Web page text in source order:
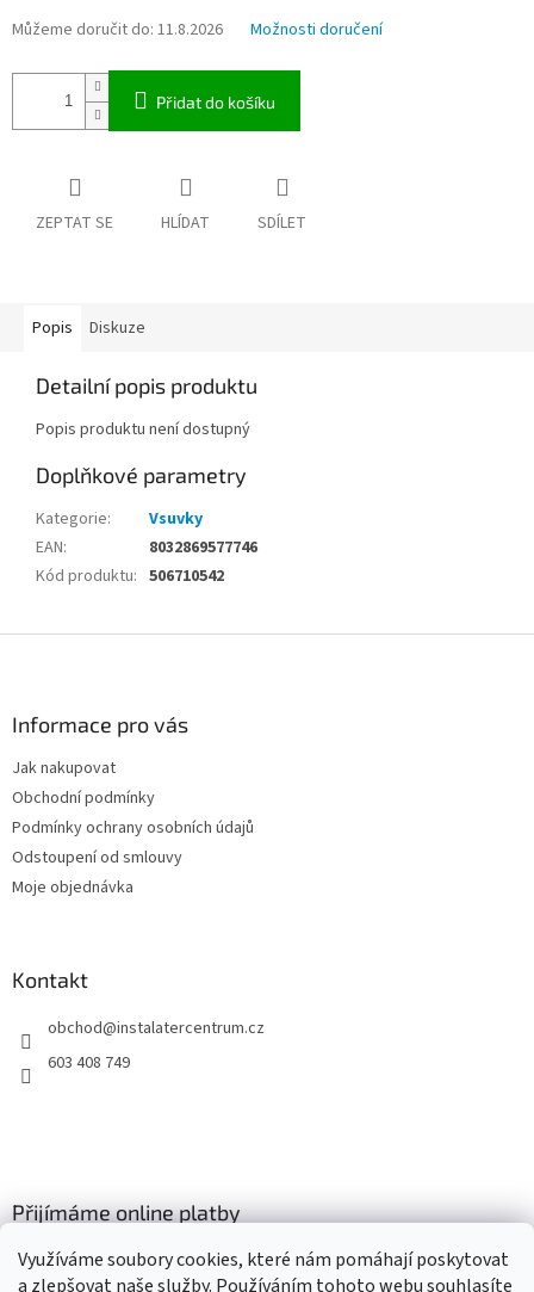
Využíváme soubory cookies, které nám pomáhají poskytovat
a zlepšovat naše služby. Používáním tohoto webu souhlasíte
Můžeme doručit do: 11.8.2026 Možnosti doručení
Přidat do košíku
ZEPTAT SE HLÍDAT SDÍLET
Popis Diskuze
Detailní popis produktu
Popis produktu není dostupný
Doplňkové parametry
Kategorie:
Vsuvky
EAN:
8032869577746
Kód produktu: 506710542
Informace pro vás
Jak nakupovat
Obchodní podmínky
Podmínky ochrany osobních údajů
Odstoupení od smlouvy
Moje objednávka
Kontakt
obchod@instalatercentrum.cz
603 408 749
Přijímáme online platby